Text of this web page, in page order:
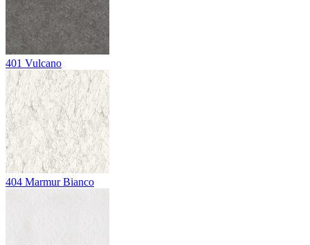
401 Vulcano
404 Marmur Bianco